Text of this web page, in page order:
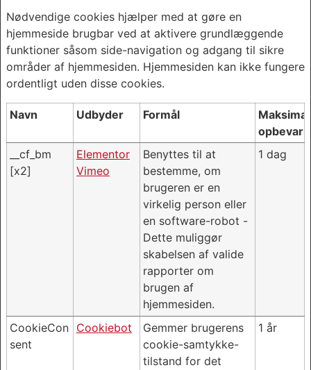
Nødvendige cookies hjælper med at gøre en
hjemmeside brugbar ved at aktivere grundlæggende
funktioner såsom side-navigation og adgang til sikre
områder af hjemmesiden. Hjemmesiden kan ikke fungere
ordentligt uden disse cookies.
Navn Udbyder Formål
Maksimal
__cf_bm
[x2]
Elementor
Vimeo
Benyttes til at
bestemme, om
brugeren er en
virkelig person eller
en software-robot -
Dette muliggør
skabelsen af valide
rapporter om
brugen af
hjemmesiden.
1 dag
CookieCon
sent
Cookiebot
Gemmer brugerens
cookie-samtykke-
tilstand for det
1 år